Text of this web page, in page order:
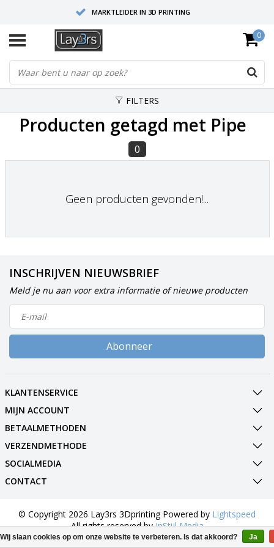
MARKTLEIDER IN 3D PRINTING
HOOGWAARDIGE SERVICE EN SUPPORT
FYSIEKE SHOWROOMS
0
FILTERS
Producten getagd met Pipe
0
Geen producten gevonden!...
INSCHRIJVEN NIEUWSBRIEF
Meld je nu aan voor extra informatie of nieuwe producten
Abonneer
KLANTENSERVICE
MIJN ACCOUNT
BETAALMETHODEN
VERZENDMETHODE
SOCIALMEDIA
CONTACT
© Copyright 2026 Lay3rs 3Dprinting Powered by Lightspeed
All rights reserved byInStijl Media
Wij slaan cookies op om onze website te verbeteren. Is dat akkoord? Ja